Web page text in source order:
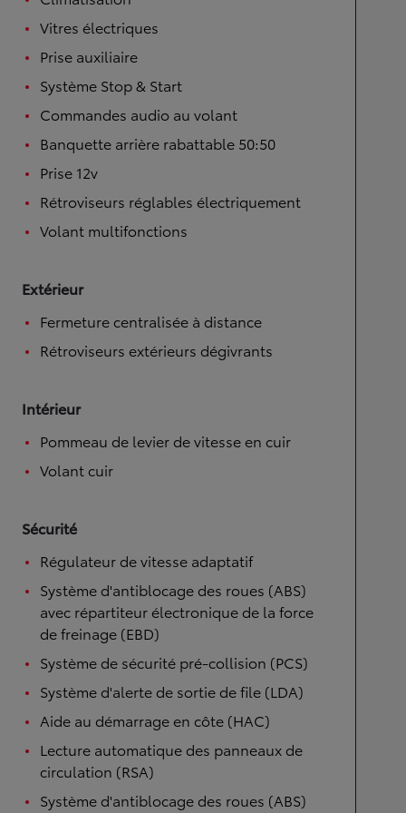
Vitres électriques
Prise auxiliaire
Système Stop & Start
Commandes audio au volant
Banquette arrière rabattable 50:50
Prise 12v
Rétroviseurs réglables électriquement
Volant multifonctions
Extérieur
Fermeture centralisée à distance
Rétroviseurs extérieurs dégivrants
Intérieur
Pommeau de levier de vitesse en cuir
Volant cuir
Sécurité
Régulateur de vitesse adaptatif
Système d'antiblocage des roues (ABS)
avec répartiteur électronique de la force
de freinage (EBD)
Système de sécurité pré-collision (PCS)
Système d'alerte de sortie de file (LDA)
Aide au démarrage en côte (HAC)
Lecture automatique des panneaux de
circulation (RSA)
Système d'antiblocage des roues (ABS)